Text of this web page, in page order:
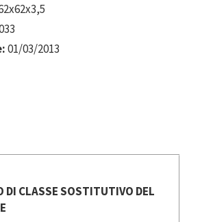
01/03/2013
DI CLASSE SOSTITUTIVO DEL